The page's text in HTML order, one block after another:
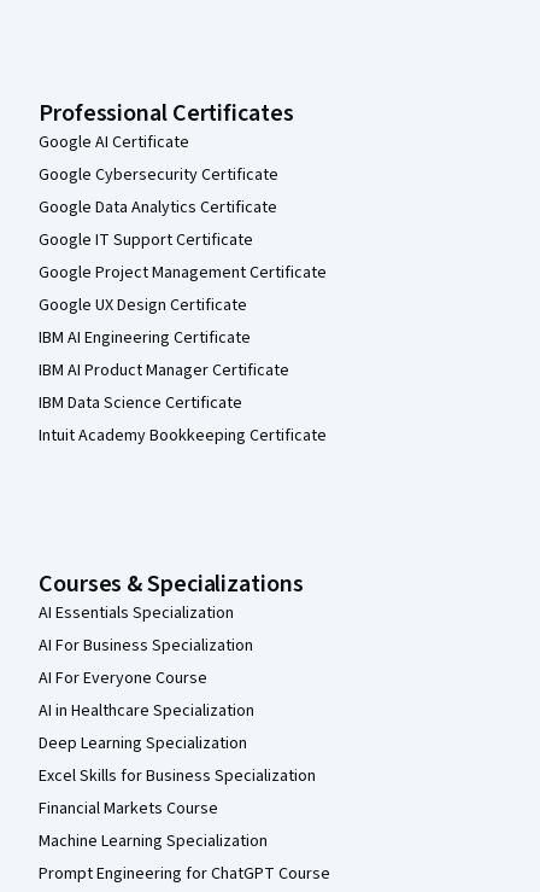
Professional Certificates
Google AI Certificate
Google Cybersecurity Certificate
Google Data Analytics Certificate
Google IT Support Certificate
Google Project Management Certificate
Google UX Design Certificate
IBM AI Engineering Certificate
IBM AI Product Manager Certificate
IBM Data Science Certificate
Intuit Academy Bookkeeping Certificate
Courses & Specializations
AI Essentials Specialization
AI For Business Specialization
AI For Everyone Course
AI in Healthcare Specialization
Deep Learning Specialization
Excel Skills for Business Specialization
Financial Markets Course
Machine Learning Specialization
Prompt Engineering for ChatGPT Course